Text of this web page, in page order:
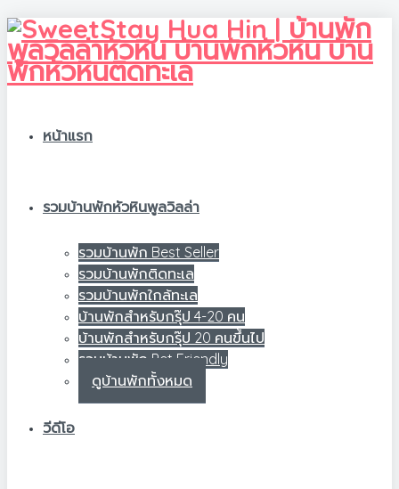
หน้าแรก
รวมบ้านพักหัวหินพูลวิลล่า
รวมบ้านพัก Best Seller
รวมบ้านพักติดทะเล
รวมบ้านพักใกล้ทะเล
บ้านพักสำหรับกรุ๊ป 4-20 คน
บ้านพักสำหรับกรุ๊ป 20 คนขึ้นไป
รวมบ้านพัก Pet Friendly
ดูบ้านพักทั้งหมด
วีดีโอ